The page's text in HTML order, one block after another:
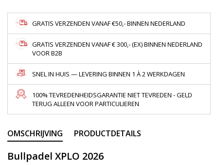
GRATIS VERZENDEN VANAF €50,- BINNEN NEDERLAND
GRATIS VERZENDEN VANAF € 300,- (EX) BINNEN NEDERLAND
VOOR B2B
SNEL IN HUIS — LEVERING BINNEN 1 À 2 WERKDAGEN
100% TEVREDENHEIDSGARANTIE NIET TEVREDEN - GELD
TERUG ALLEEN VOOR PARTICULIEREN
OMSCHRIJVING PRODUCTDETAILS
Bullpadel XPLO 2026